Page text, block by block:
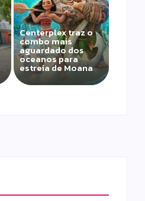
Centerplex traz o
combo mais
aguardado dos
oceanos para
estreia de Moana